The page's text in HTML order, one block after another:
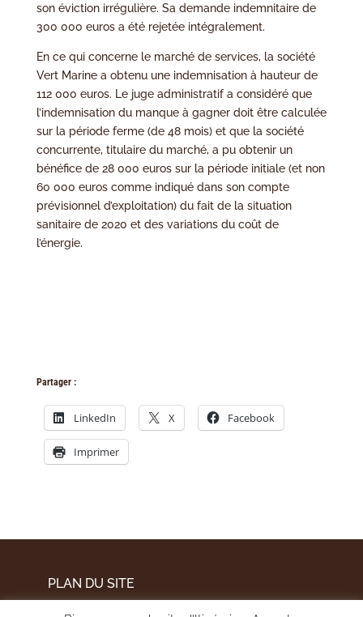
son éviction irrégulière. Sa demande indemnitaire de
300 000 euros a été rejetée intégralement.
En ce qui concerne le marché de services, la société
Vert Marine a obtenu une indemnisation à hauteur de
112 000 euros. Le juge administratif a considéré que
l’indemnisation du manque à gagner doit être calculée
sur la période ferme (de 48 mois) et que la société
concurrente, titulaire du marché, a pu obtenir un
bénéfice de 28 000 euros sur la période initiale (et non
60 000 euros comme indiqué dans son compte
prévisionnel d’exploitation) du fait de la situation
sanitaire de 2020 et des variations du coût de
l’énergie.
Partager :
LinkedIn X Facebook
Imprimer
PLAN DU SITE